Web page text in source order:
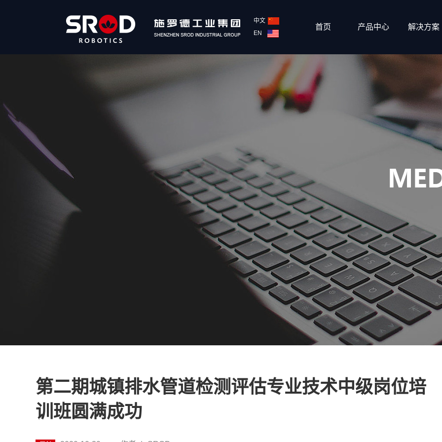
中文
EN
首页 产品中心 解决方案
第二期城镇排水管道检测评估专业技术中级岗位培
训班圆满成功